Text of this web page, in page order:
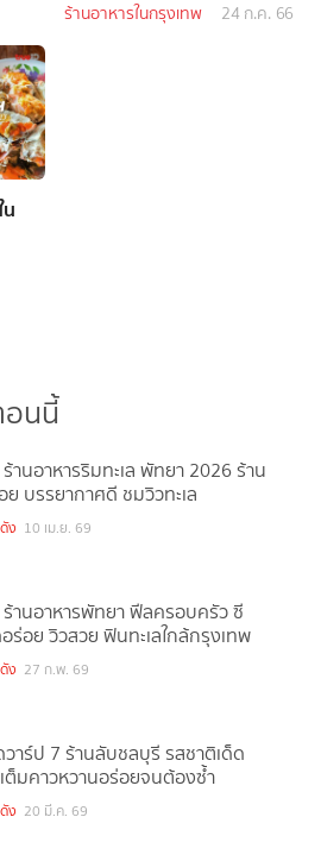
ร้านอาหารในกรุงเทพ 24 ก.ค. 66
นนี้
านอาหารริมทะเล พัทยา 2026 ร้าน
ย บรรยากาศดี ชมวิวทะเล
ง 10 เม.ย. 69
านอาหารพัทยา ฟีลครอบครัว ซี
ร่อย วิวสวย ฟินทะเลใกล้กรุงเทพ
ง 27 ก.พ. 69
วาร์ป 7 ร้านลับชลบุรี รสชาติเด็ด
ต็มคาวหวานอร่อยจนต้องซ้ำ
ง 20 มี.ค. 69